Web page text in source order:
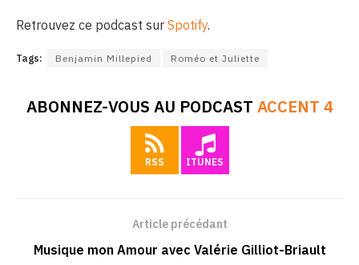
Retrouvez ce podcast sur Spotify.
Tags: Benjamin Millepied Roméo et Juliette
ABONNEZ-VOUS AU PODCAST ACCENT 4
RSS ITUNES
Article précédant
Musique mon Amour avec Valérie Gilliot-Briault